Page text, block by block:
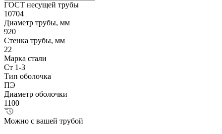
ГОСТ несущей трубы
10704
Диаметр трубы, мм
920
Стенка трубы, мм
22
Марка стали
Ст 1-3
Тип оболочка
ПЭ
Диаметр оболочки
1100
Можно с вашей трубой